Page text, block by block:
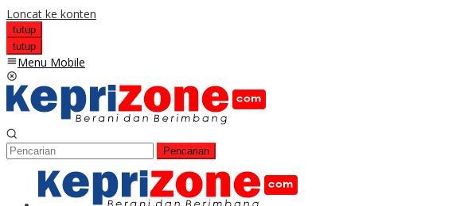
Loncat ke konten
tutup
tutup
Menu Mobile
Pencarian